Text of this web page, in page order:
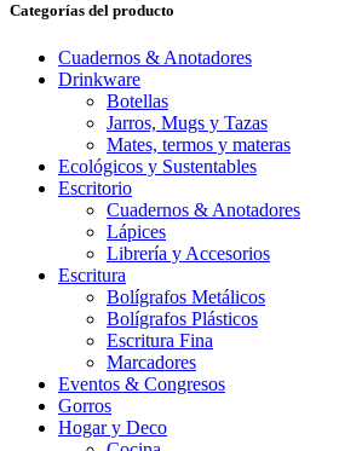
Categorías del producto
Cuadernos & Anotadores
Drinkware
Botellas
Jarros, Mugs y Tazas
Mates, termos y materas
Ecológicos y Sustentables
Escritorio
Cuadernos & Anotadores
Lápices
Librería y Accesorios
Escritura
Bolígrafos Metálicos
Bolígrafos Plásticos
Escritura Fina
Marcadores
Eventos & Congresos
Gorros
Hogar y Deco